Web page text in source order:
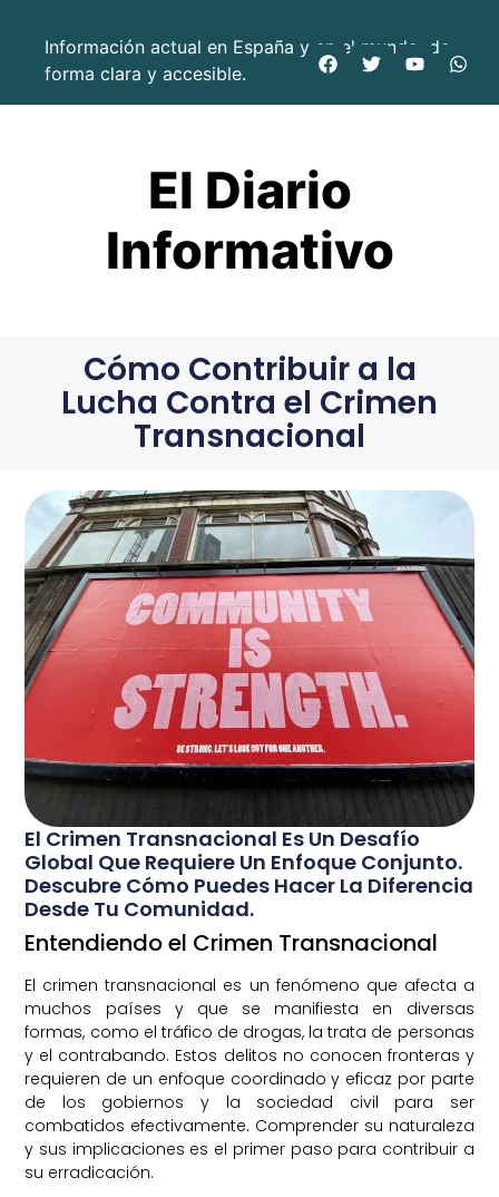
Información actual en España y en el mundo, de
forma clara y accesible.
El Diario
Informativo
Cómo Contribuir a la
Lucha Contra el Crimen
Transnacional
El Crimen Transnacional Es Un Desafío
Global Que Requiere Un Enfoque Conjunto.
Descubre Cómo Puedes Hacer La Diferencia
Desde Tu Comunidad.
Entendiendo el Crimen Transnacional
El crimen transnacional es un fenómeno que afecta a
muchos países y que se manifiesta en diversas
formas, como el tráfico de drogas, la trata de personas
y el contrabando. Estos delitos no conocen fronteras y
requieren de un enfoque coordinado y eficaz por parte
de los gobiernos y la sociedad civil para ser
combatidos efectivamente. Comprender su naturaleza
y sus implicaciones es el primer paso para contribuir a
su erradicación.